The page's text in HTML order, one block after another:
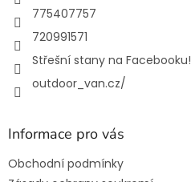
775407757
720991571
Střešní stany na Facebooku!
outdoor_van.cz/
Informace pro vás
Obchodní podmínky